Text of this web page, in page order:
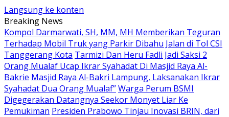
Langsung ke konten
Breaking News
Kompol Darmarwati, SH, MM, MH Memberikan Teguran
Terhadap Mobil Truk yang Parkir Dibahu Jalan di Tol CSI
Tanggerang Kota Tarmizi Dan Heru Fadli Jadi Saksi 2
Orang Mualaf Ucap Ikrar Syahadat Di Masjid Raya Al-
Bakrie Masjid Raya Al-Bakri Lampung, Laksanakan Ikrar
Syahadat Dua Orang Mualaf”Warga Perum BSMI
Digegerakan Datangnya Seekor Monyet Liar Ke
Pemukiman Presiden Prabowo Tinjau Inovasi BRIN, dari